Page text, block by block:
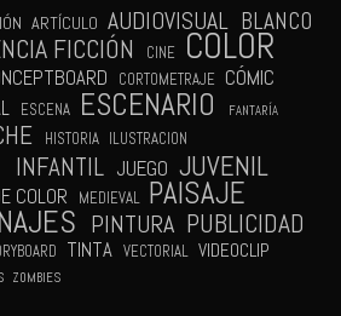
ARTÍCULO AUDIOVISUAL BLANCO
FICCIÓN CINE COLOR
CORTOMETRAJE CÓMIC
ESCENA ESCENARIO FANTARÍA
HISTORIA ILUSTRACION
INFANTIL JUEGO JUVENIL
COLOR MEDIEVAL PAISAJE
PINTURA PUBLICIDAD
TINTA VECTORIAL VIDEOCLIP
ZOMBIES